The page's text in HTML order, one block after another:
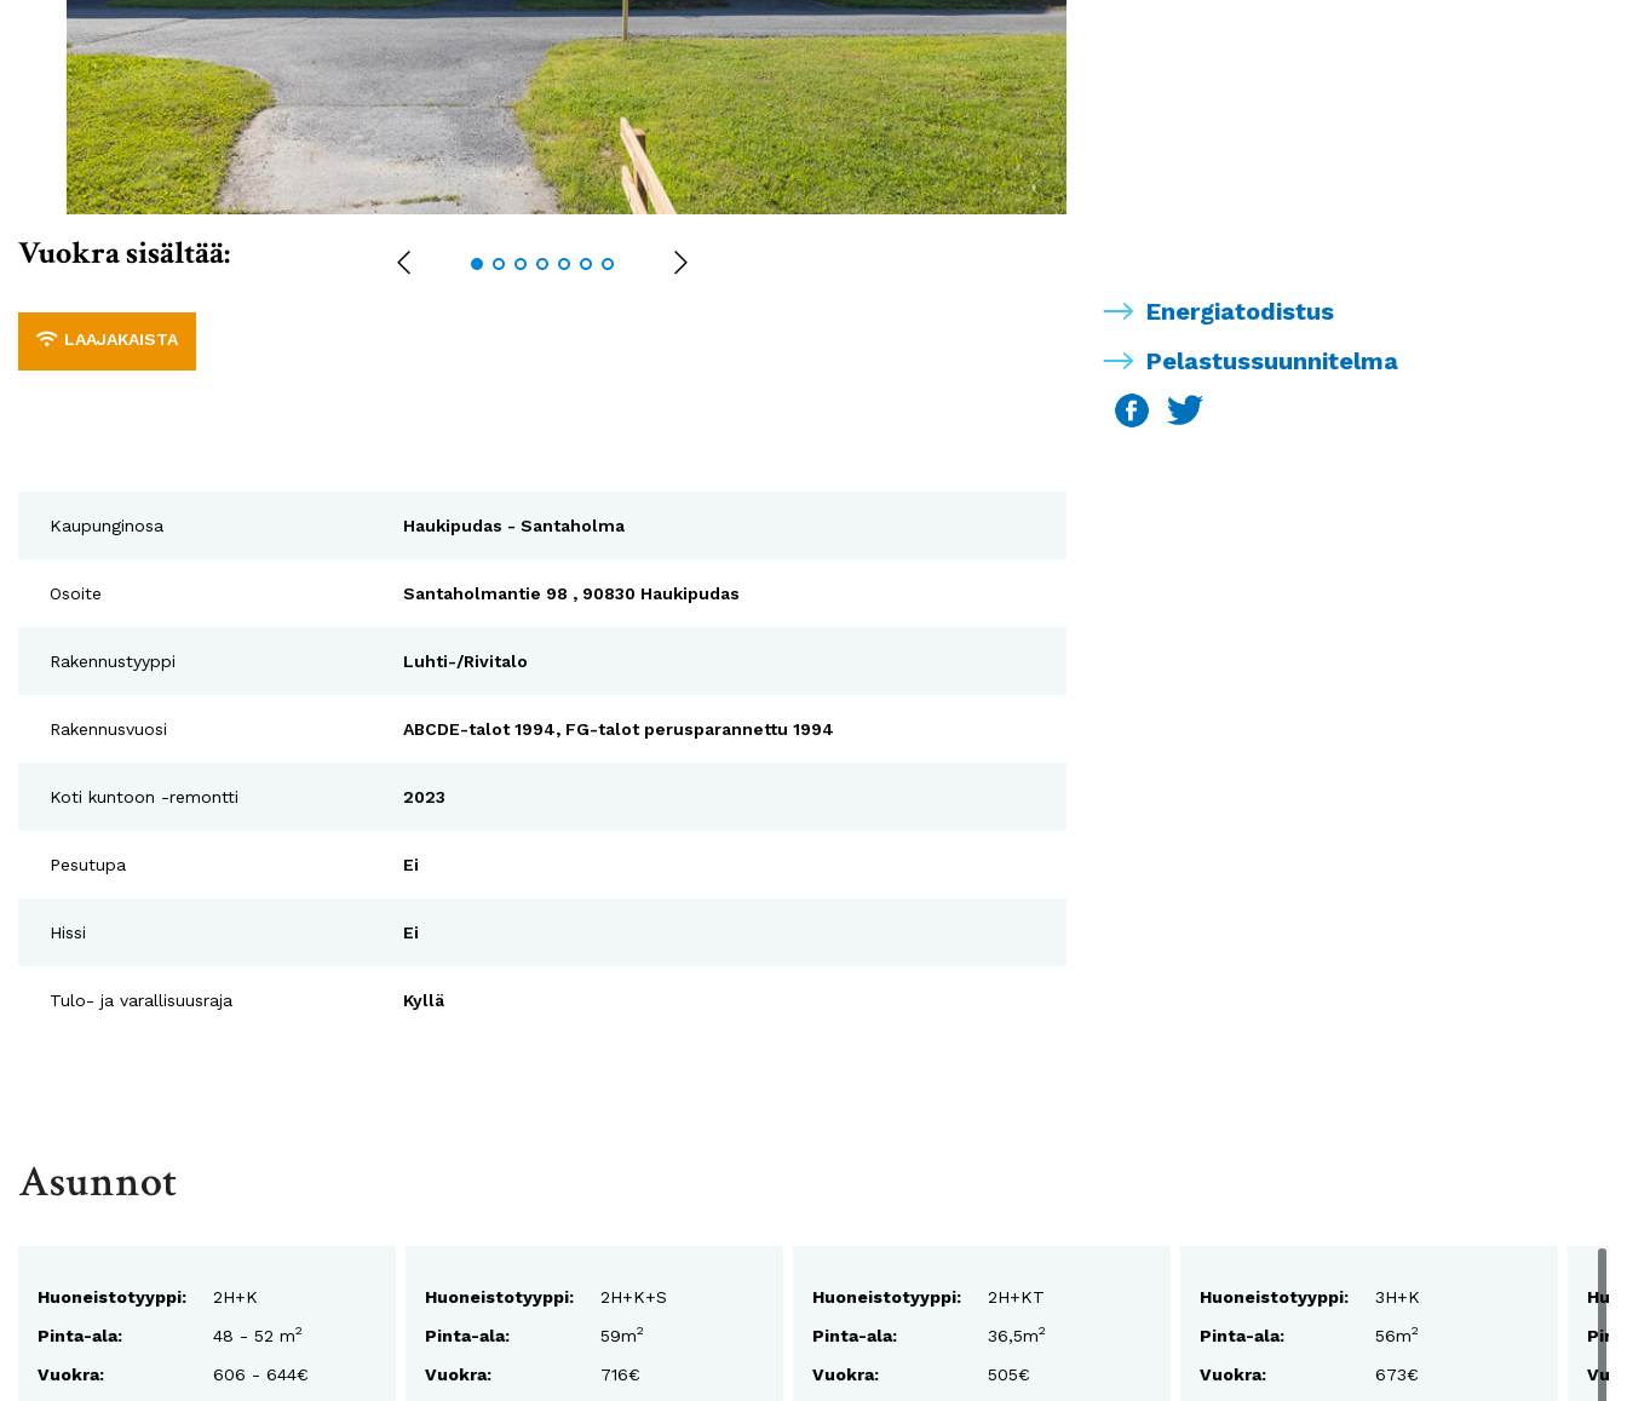
Vuokra sisältää:
LAAJAKAISTA
Energiatodistus
Pelastussuunnitelma
Kaupunginosa Haukipudas - Santaholma
Osoite Santaholmantie 98 , 90830 Haukipudas
Rakennustyyppi Luhti-/Rivitalo
Rakennusvuosi ABCDE-talot 1994, FG-talot perusparannettu 1994
Koti kuntoon -remontti 2023
Pesutupa Ei
Hissi Ei
Tulo- ja varallisuusraja Kyllä
Asunnot
Huoneistotyyppi:
2H+K
Pinta-ala:
48 - 52 m2
Vuokra:
606 - 644€
Huoneistotyyppi:
2H+K+S
Pinta-ala:
59m2
Vuokra:
716€
Huoneistotyyppi:
2H+KT
Pinta-ala:
36,5m2
Vuokra:
505€
Huoneistotyyppi:
3H+K
Pinta-ala:
56m2
Vuokra:
673€